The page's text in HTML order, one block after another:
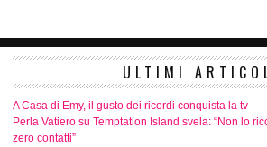
ULTIMI
A Casa di Emy, il gusto dei ricordi conquista la tv
Perla Vatiero su Temptation Island svela: “Non lo
zero contatti”